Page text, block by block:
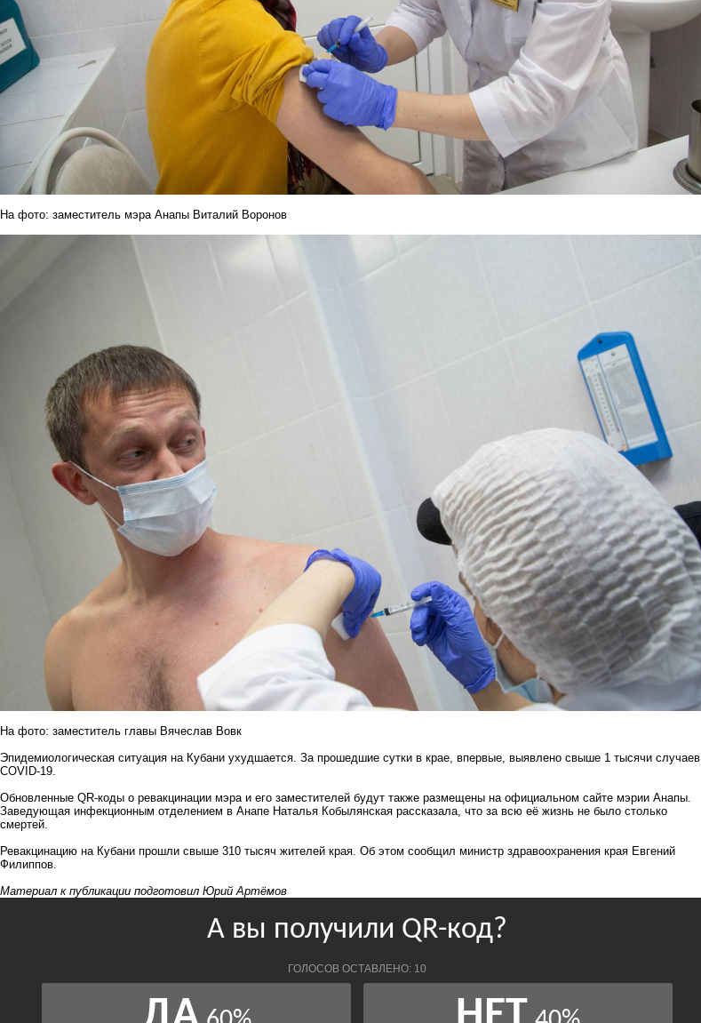
На фото: заместитель мэра Анапы Виталий Воронов
На фото: заместитель главы Вячеслав Вовк
Эпидемиологическая ситуация на Кубани ухудшается. За прошедшие сутки в крае, впервые, выявлено свыше 1 тысячи случаев
COVID-19.
Обновленные QR-коды о ревакцинации мэра и его заместителей будут также размещены на официальном сайте мэрии Анапы.
Заведующая инфекционным отделением в Анапе Наталья Кобылянская рассказала, что за всю её жизнь не было столько
смертей.
Ревакцинацию на Кубани прошли свыше 310 тысяч жителей края. Об этом сообщил министр здравоохранения края Евгений
Филиппов.
Материал к публикации подготовил Юрий Артёмов